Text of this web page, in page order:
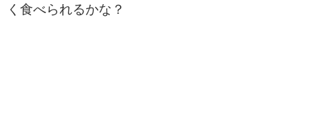
く食べられるかな？